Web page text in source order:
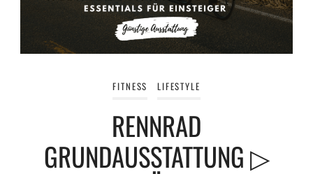
FITNESS LIFESTYLE
RENNRAD
GRUNDAUSSTATTUNG ▷